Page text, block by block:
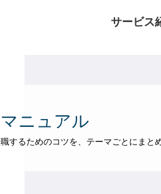
サービス
ニュアル
職するためのコツを、テーマごとにまと